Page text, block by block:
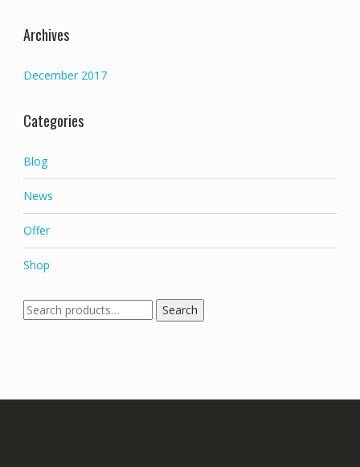
Archives
December 2017
Categories
Blog
News
Offer
Shop
Search
for:
Search